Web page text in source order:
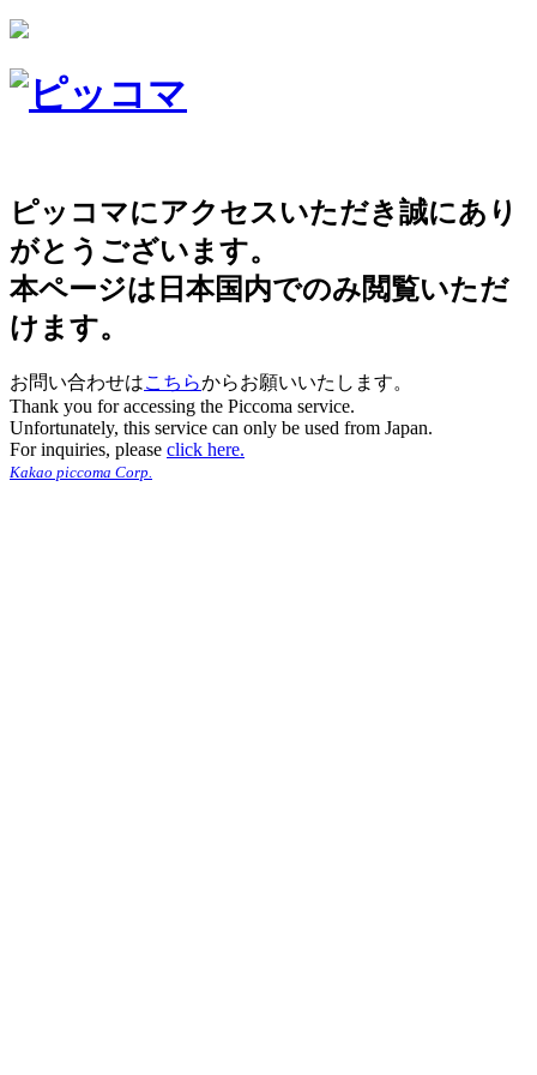
ピッコマにアクセスいただき誠にあり
がとうございます。
本ページは日本国内でのみ閲覧いただ
けます。
お問い合わせはこちらからお願いいたします。
Thank you for accessing the Piccoma service.
Unfortunately, this service can only be used from Japan.
For inquiries, please click here.
Kakao piccoma Corp.